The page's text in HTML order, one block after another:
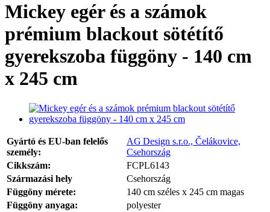
Mickey egér és a számok
prémium blackout sötétítő
gyerekszoba függöny - 140 cm
x 245 cm
Gyártó és EU-ban felelős
személy:
AG Design s.r.o., Čelákovice,
Csehország
Cikkszám:
FCPL6143
Származási hely
Csehország
Függöny mérete:
140 cm széles x 245 cm magas
Függöny anyaga:
polyester